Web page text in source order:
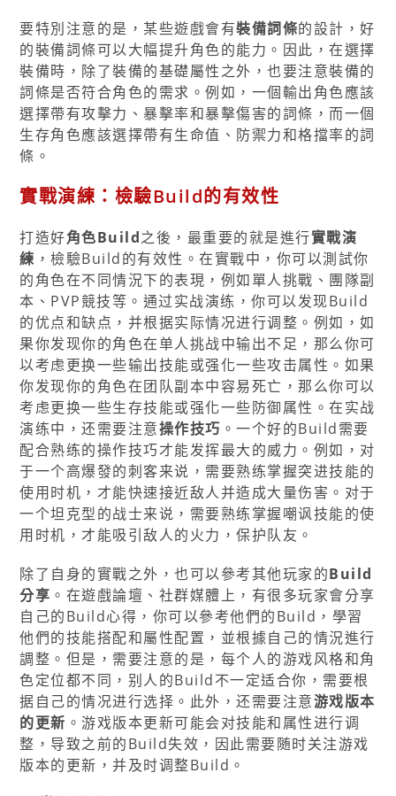
要特別注意的是，某些遊戲會有裝備詞條的設計，好
的裝備詞條可以大幅提升角色的能力。因此，在選擇
裝備時，除了裝備的基礎屬性之外，也要注意裝備的
詞條是否符合角色的需求。例如，一個輸出角色應該
選擇帶有攻擊力、暴擊率和暴擊傷害的詞條，而一個
生存角色應該選擇帶有生命值、防禦力和格擋率的詞
條。
實戰演練：檢驗Build的有效性
打造好角色Build之後，最重要的就是進行實戰演
練 ，檢驗Build的有效性。在實戰中，你可以測試你
的角色在不同情況下的表現，例如單人挑戰、團隊副
本、PVP競技等。通过实战演练，你可以发现Build
的优点和缺点，并根据实际情况进行调整。例如，如
果你发现你的角色在单人挑战中输出不足，那么你可
以考虑更换一些输出技能或强化一些攻击属性。如果
你发现你的角色在团队副本中容易死亡，那么你可以
考虑更换一些生存技能或强化一些防御属性。在实战
演练中，还需要注意操作技巧 。一个好的Build需要
配合熟练的操作技巧才能发挥最大的威力。例如，对
于一个高爆發的刺客来说，需要熟练掌握突进技能的
使用时机，才能快速接近敌人并造成大量伤害。对于
一个坦克型的战士来说，需要熟练掌握嘲讽技能的使
用时机，才能吸引敌人的火力，保护队友。
除了自身的實戰之外，也可以參考其他玩家的Build
分享 。在遊戲論壇、社群媒體上，有很多玩家會分享
自己的Build心得，你可以參考他們的Build，學習
他們的技能搭配和屬性配置，並根據自己的情況進行
調整。但是，需要注意的是，每个人的游戏风格和角
色定位都不同，别人的Build不一定适合你，需要根
据自己的情况进行选择。此外，还需要注意游戏版本
的更新 。游戏版本更新可能会对技能和属性进行调
整，导致之前的Build失效，因此需要随时关注游戏
版本的更新，并及时调整Build。